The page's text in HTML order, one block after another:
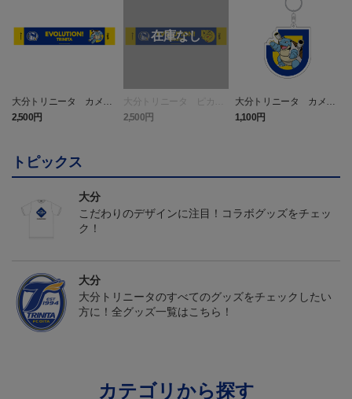
大分トリニータ カメッ
クス タオルマフラー
2,500円
大分トリニータ ピカチ
ュウ タオルマフラー
2,500円
大分トリニータ カメッ
クス キーホルダー
1,100円
トピックス
大分
こだわりのデザインに注目！コラボグッズをチェッ
ク！
大分
大分トリニータのすべてのグッズをチェックしたい
方に！全グッズ一覧はこちら！
カテゴリから探す